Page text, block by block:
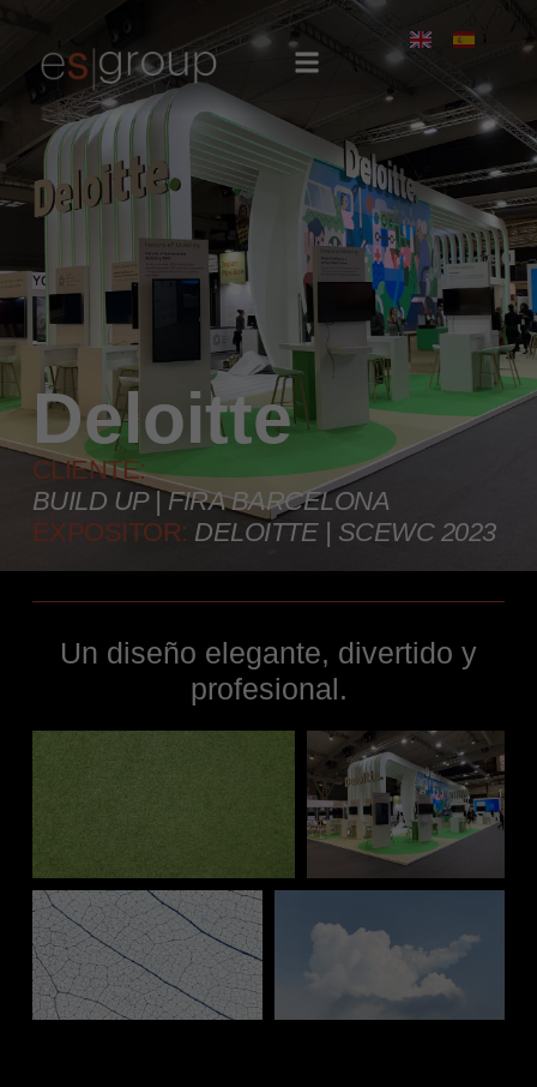
Deloitte
CLIENTE:
BUILD UP | FIRA BARCELONA
EXPOSITOR: DELOITTE | SCEWC 2023
Un diseño elegante, divertido y
profesional.